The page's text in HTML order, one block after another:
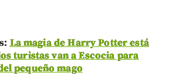
La magia de Harry Potter está
turistas van a Escocia para
pequeño mago